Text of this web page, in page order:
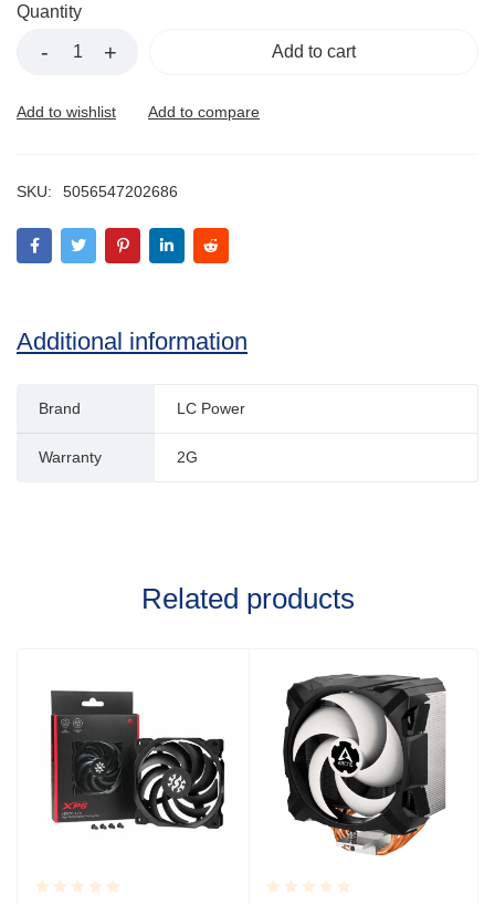
Quantity
Add to cart
SKU: 5056547202686
Additional information
Brand LC Power
Warranty 2G
Related products